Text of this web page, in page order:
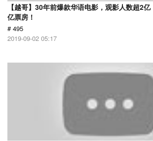
【越哥】30年前爆款华语电影，观影人数超2
亿票房！
# 495
2019-09-02 05:17